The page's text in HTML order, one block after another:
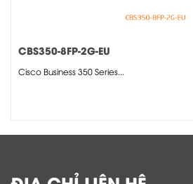
CBS350-8FP-2G-EU
Cisco Business 350 Series...